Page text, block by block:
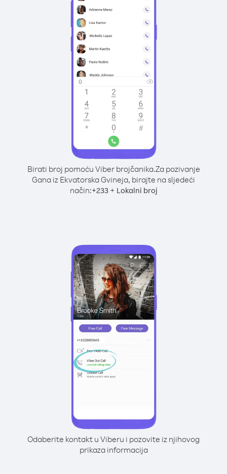
Birati broj pomoću Viber brojčanika.Za pozivanje
Gana iz Ekvatorska Gvineja, birajte na sljedeći
način:+233+ Lokalni broj
Odaberite kontakt u Viberu i pozovite iz njihovog
prikaza informacija